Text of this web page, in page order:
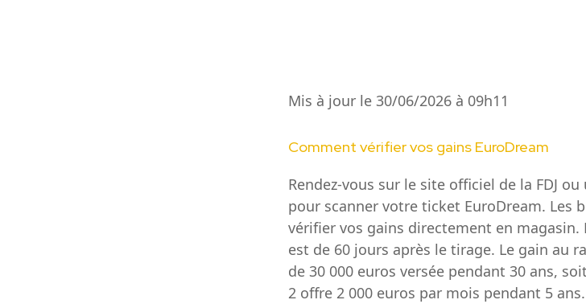
Mis à jour le 30/06/2026 à 09h11
Comment vérifier vos gains EuroDream
Rendez-vous sur le site officiel de la FDJ
pour scanner votre ticket EuroDream. Les
vérifier vos gains directement en
est de 60 jours après le tirage. Le gain au
de 30 000 euros versée pendant 30 ans,
2 offre 2 000 euros par mois pendant 5